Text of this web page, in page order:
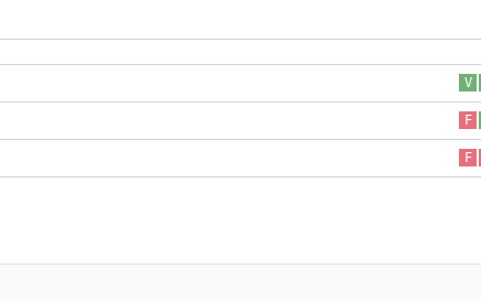
V
F
F